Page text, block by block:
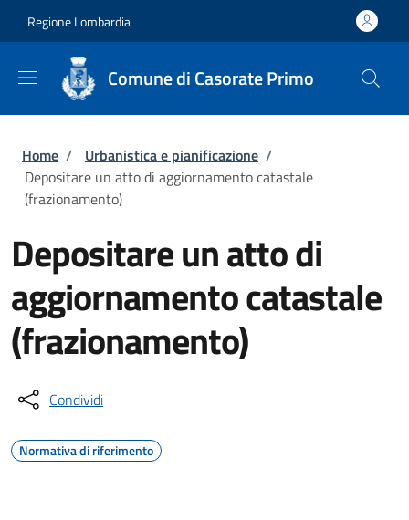
Regione Lombardia
Comune di Casorate Primo
Briciole di pane
Home / Urbanistica e pianificazione /
Depositare un atto di aggiornamento catastale
(frazionamento)
Depositare un atto di
aggiornamento catastale
(frazionamento)
Condividi
Normativa di riferimento